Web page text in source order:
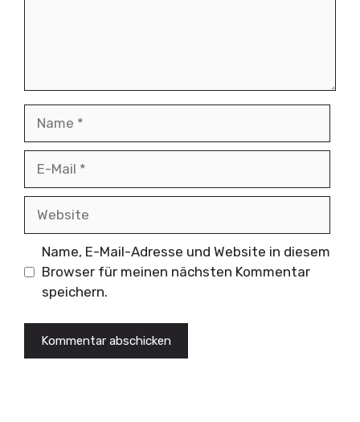
Name, E-Mail-Adresse und Website in diesem
Browser für meinen nächsten Kommentar
speichern.